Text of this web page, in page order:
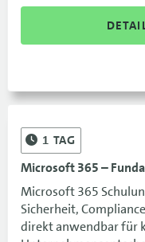
1 TAG
Microsoft 365 –
Microsoft 365
Sicherheit,
direkt anwendbar für